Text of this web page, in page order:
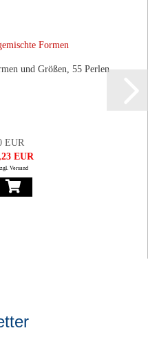
und Größen, 55 Perlen
EUR
EUR
Versand